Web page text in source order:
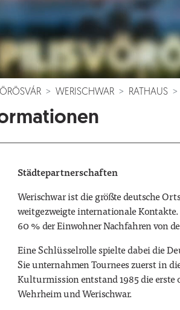
WERISCHWAR RATHAUS
Städtepartnerschaften
Werischwar ist die größte deutsche
weitgezweigte internationale
60 % der Einwohner Nachfahren von
Eine Schlüsselrolle spielte dabei die
Sie unternahmen Tournees zuerst in
Kulturmission entstand 1985 die erste
Wehrheim und Werischwar.
[]